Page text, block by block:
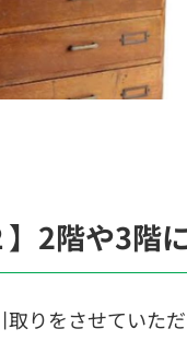
】2階や3階
りをさせていただ